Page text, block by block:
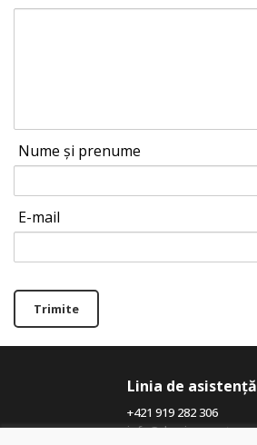
Nume și prenume
E-mail
Trimite
Linia de asistență
+421 919 282 306
info@domivosport.ro